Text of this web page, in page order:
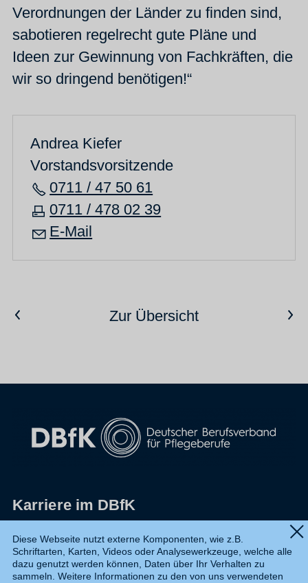
Verordnungen der Länder zu finden sind,
sabotieren regelrecht gute Pläne und
Ideen zur Gewinnung von Fachkräften, die
wir so dringend benötigen!“
Andrea Kiefer
Vorstandsvorsitzende
0711 / 47 50 61
0711 / 478 02 39
E-Mail
Vorheriger ArtikelZur ÜbersichtNächster Artikel
Karriere im DBfK
Datenschutz
Diese Webseite nutzt externe Komponenten, wie z.B.
Schriftarten, Karten, Videos oder Analysewerkzeuge, welche alle
dazu genutzt werden können, Daten über Ihr Verhalten zu
sammeln. Weitere Informationen zu den von uns verwendeten